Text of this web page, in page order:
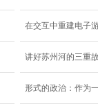
在交互中重建电子
讲好苏州河的三重
形式的政治：作为